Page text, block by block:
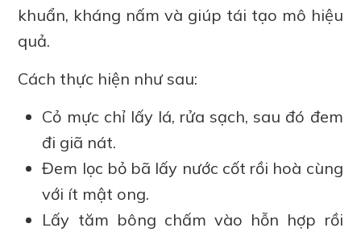
khuẩn, kháng nấm và giúp tái tạo mô hiệu
quả.
Cách thực hiện như sau:
Cỏ mực chỉ lấy lá, rửa sạch, sau đó đem
đi giã nát.
Đem lọc bỏ bã lấy nước cốt rồi hoà cùng
với ít mật ong.
Lấy tăm bông chấm vào hỗn hợp rồi